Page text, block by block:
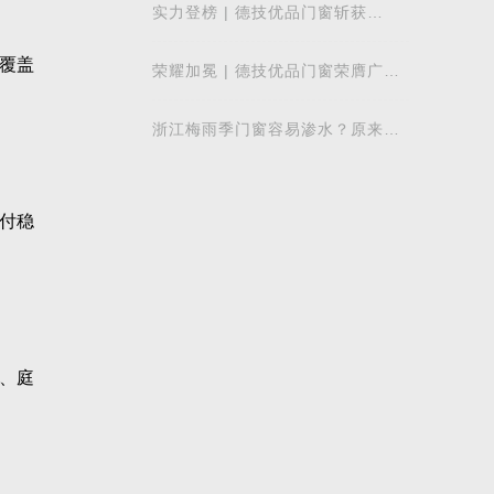
盖
稳
庭
实力登榜 | 德技优品门窗斩获
以中国智造赋
荣耀加冕 | 德技优品门窗荣膺广东
少军董事
浙江梅雨季门窗容易渗水？原来差